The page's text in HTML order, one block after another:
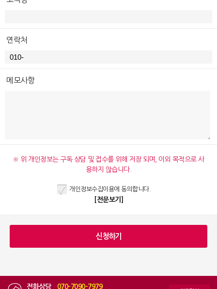
연락처
메모사항
※ 위 개인정보는 구독 상담 및 접수를 위해 저장 되며, 이외 목적으로 사
용하지 않습니다.
개인정보수집이용에 동의합니다.
[전문보기]
전화상담 070-7090-7979